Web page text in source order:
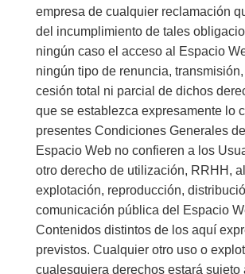
empresa de cualquier reclamación
del incumplimiento de tales
ningún caso el acceso al Espacio
ningún tipo de renuncia,
cesión total ni parcial de dichos
que se establezca expresamente lo
presentes Condiciones Generales
Espacio Web no confieren a los
otro derecho de utilización, RRHH,
explotación, reproducción,
comunicación pública del Espacio
Contenidos distintos de los aquí
previstos. Cualquier otro uso o
cualesquiera derechos estará sujeto